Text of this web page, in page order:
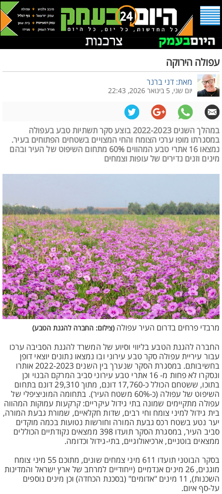
עפולה הירוקה
מאת: דני ברנר
יום שני, 5 בינואר 2026, 22:43
במהלך השנים 2022-2023 בוצע סקר תשתיות טבע בעפולה
במסגרתו מופו ערכי הצומח והחי המצויים בשטחים הפתוחים בעיר.
נמצאו 16 אתרי טבע המהווים 60% מתחום השיפוט של העיר ובהם
מינים וזנים נדירים של עופות וצמחים
מרבדי פרחים בדרום העיר עפולה (צילום: החברה להגנת הטבע)
החברה להגנת הטבע בליווי וסיוע של המשרד להגנת הסביבה ערכו
עבור עיריית עפולה סקר טבע עירוני ובו נמצאו נתונים יוצאי דופן
בחשיבותם. במסגרת הסקר שנערך בין השנים 2022-2023 אותרו
ונסקרו לא פחות מ- 16 אתרי טבע עירוני סביב המרקם הבנוי וכן
בתוכו, ששטחם הכולל כ-17,760 דונם, מתוך 29,310 דונם בתחום
השיפוט של עפולה (כ-60% משטח העיר). בתחומה המוניציפלי של
עפולה מתקיימים שמונה בתי גידול עיקריים: קרקעות עמוקות המהווה
בית גידול למיני צומח וחי רבים, שדות חקלאיים, שמורת גבעת המורה,
יער נטע בשטח רכס גבעת המורה וחורשות נטועות בכמה מוקדים
סביב העיר, במסגרת הסקר תועדו 398 ממצאים נקודתיים הכוללים
ממצאים בוטניים, ארכיאולוגיים, בתי-גידול וכדומה.
בסקר הבוטני תועדו 611 מיני צמחים שונים, מתוכם 55 מיני צומח
מוגנים, 26 מינים אנדמיים (ייחודיים למרחב של ארץ ישראל והמדינות
השכנות), 11 מינים "אדומים" (בסכנת הכחדה) וכן מינים נוספים
על-סף איום.